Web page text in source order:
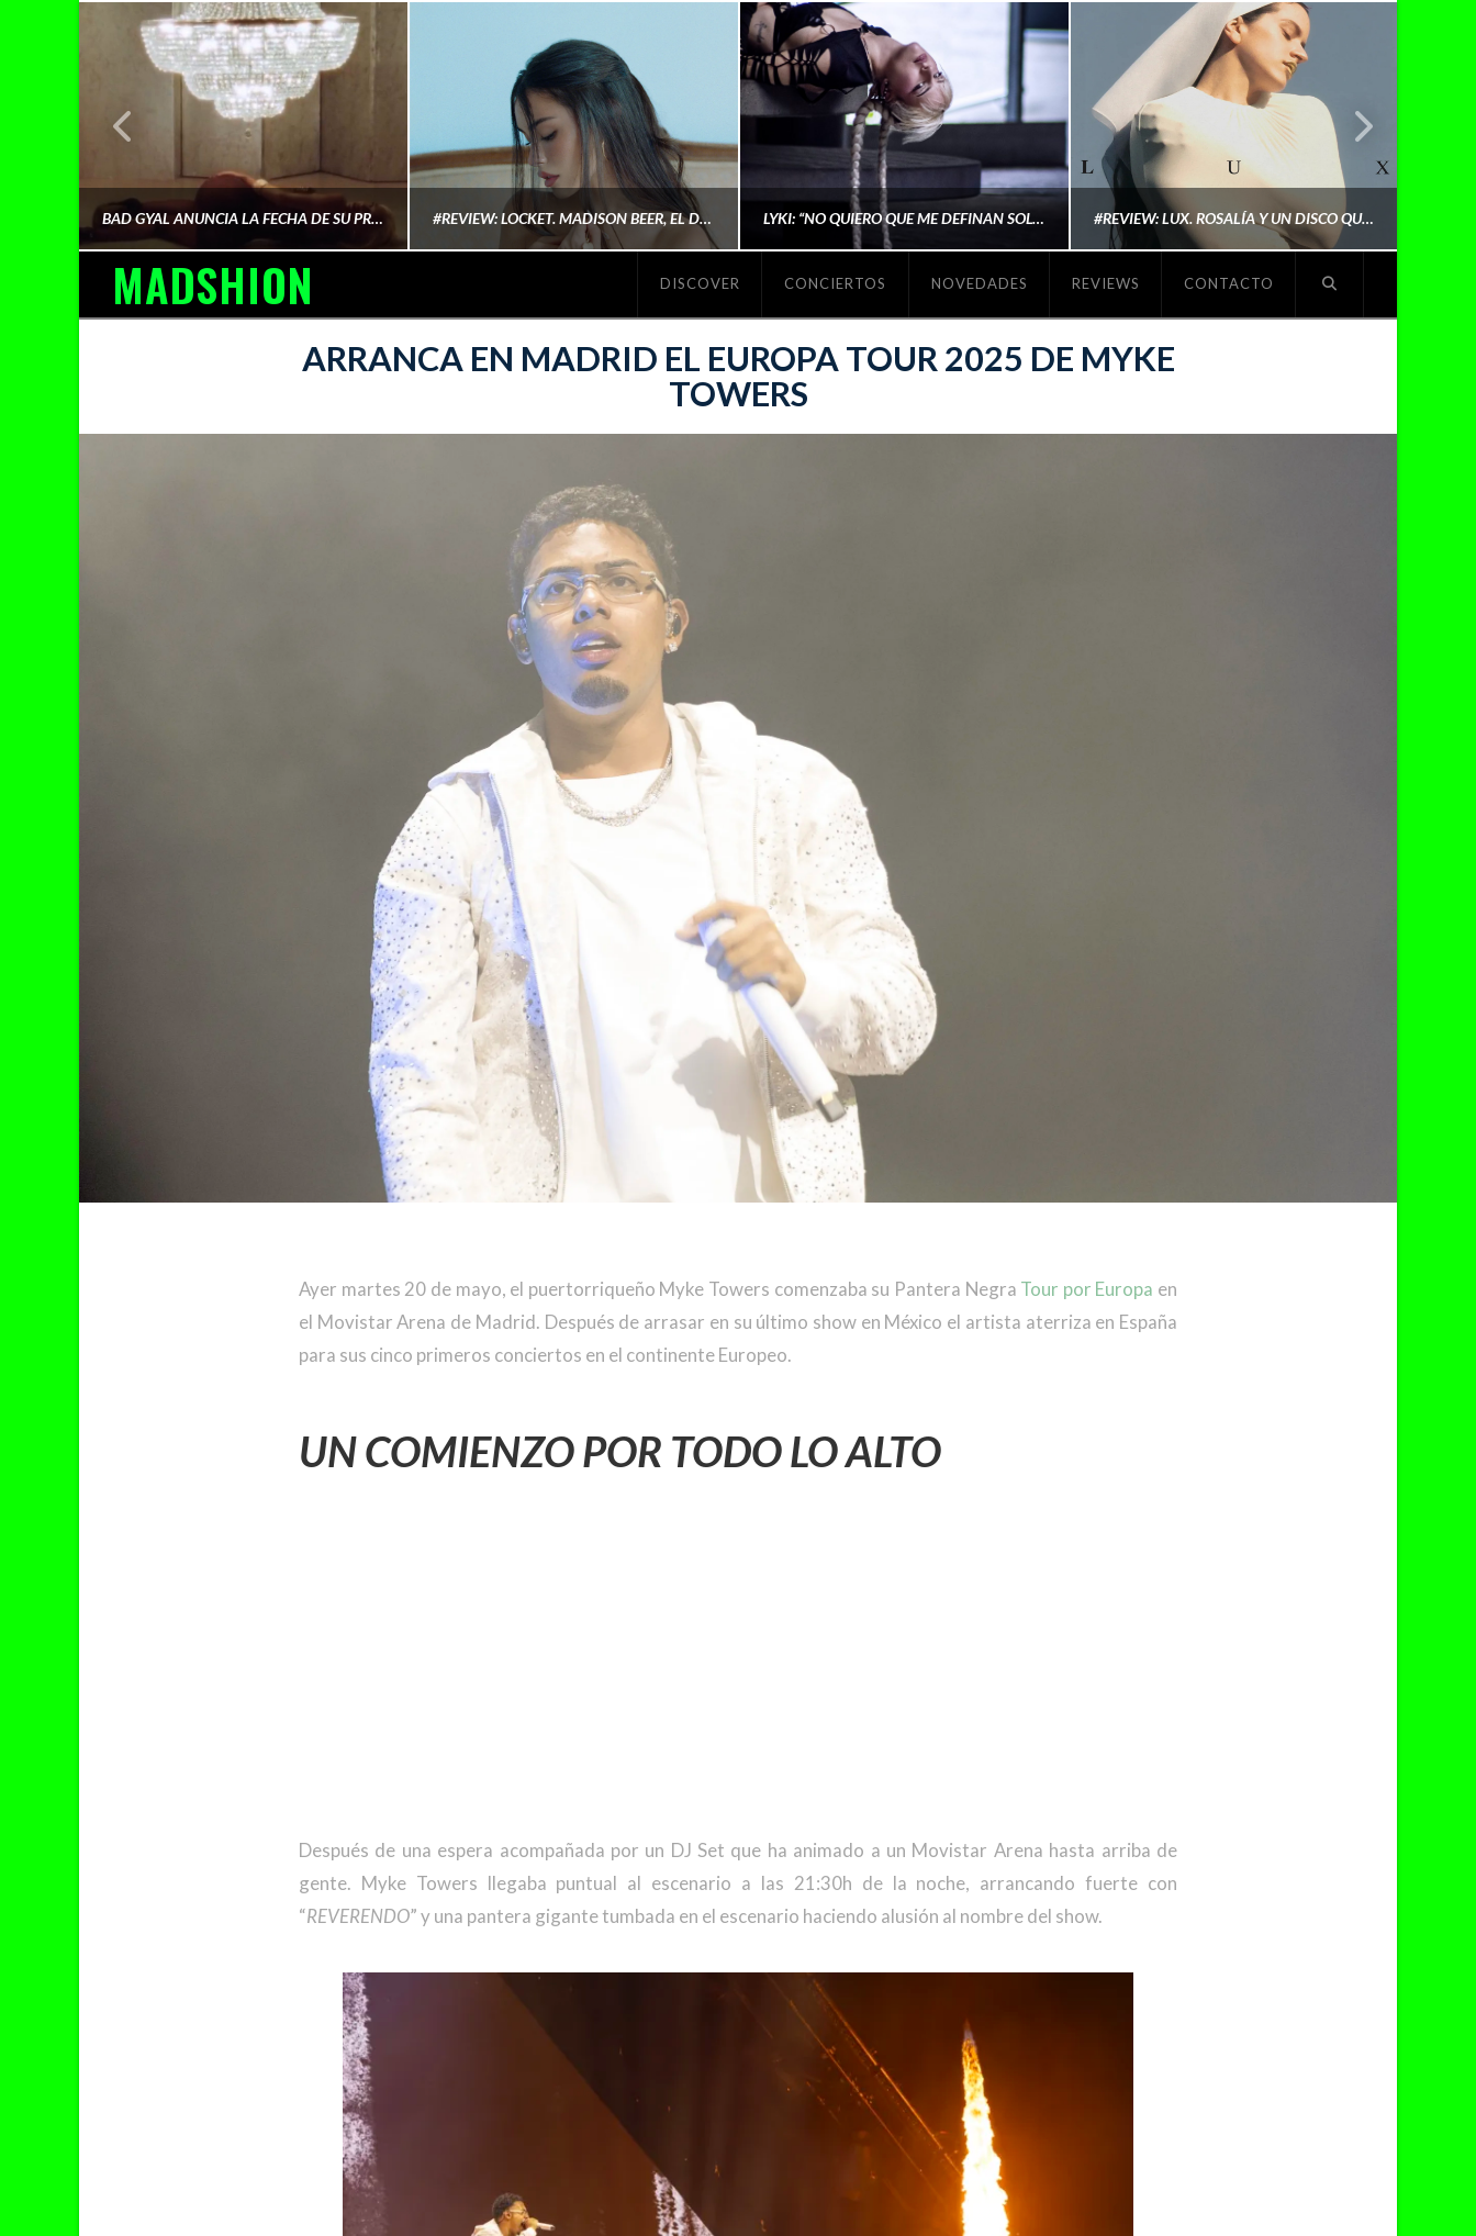
BAD GYAL ANUNCIA LA FECHA DE SU PRÓXIMO ÁLBUM «MÁS CARA» #REVIEW: LOCKET. MADISON BEER, EL DISCO DONDE POR FIN DEJA DE JUSTIFICARSE LYKI: “NO QUIERO QUE ME DEFINAN SOLO POR SER REIVINDICATIVA. QUIERO QUE ME ESCUCHEN PORQUE DISFRUTO HACIENDO MI MÚSICA” #REVIEW: LUX. ROSALÍA Y UN DISCO QUE REDEFINE LO QUE SIGNIFICA SER ARTISTA
MADSHION DISCOVER CONCIERTOS NOVEDADES REVIEWS CONTACTO
ARRANCA EN MADRID EL EUROPA TOUR 2025 DE MYKE
TOWERS
Ayer martes 20 de mayo, el puertorriqueño Myke Towers comenzaba su Pantera Negra Tour por Europa en
el Movistar Arena de Madrid. Después de arrasar en su último show en México el artista aterriza en España
para sus cinco primeros conciertos en el continente Europeo.
UN COMIENZO POR TODO LO ALTO
Después de una espera acompañada por un DJ Set que ha animado a un Movistar Arena hasta arriba de
gente. Myke Towers llegaba puntual al escenario a las 21:30h de la noche, arrancando fuerte con
“REVERENDO” y una pantera gigante tumbada en el escenario haciendo alusión al nombre del show.